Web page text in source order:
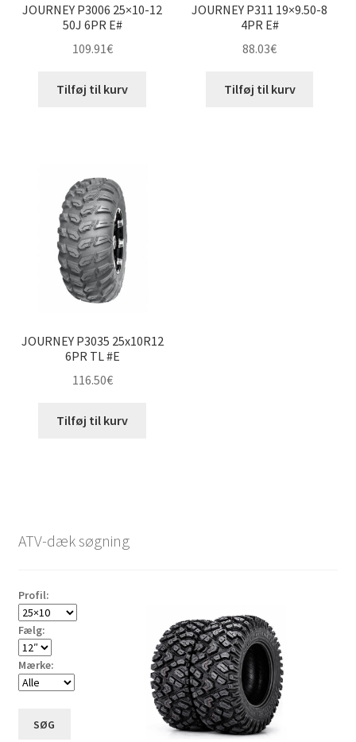
JOURNEY P3006 25×10-12
50J 6PR E#
109.91€
Tilføj til kurv
JOURNEY P311 19×9.50-8
4PR E#
88.03€
Tilføj til kurv
JOURNEY P3035 25x10R12
6PR TL #E
116.50€
Tilføj til kurv
ATV-dæk søgning
Profil:
Fælg:
Mærke:
SØG